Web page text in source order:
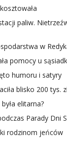
paliw.
w
pomocy u
humoru i satyry
blisko 200 tys.
elitarna?
Parady Dni
rodzinom jeńców